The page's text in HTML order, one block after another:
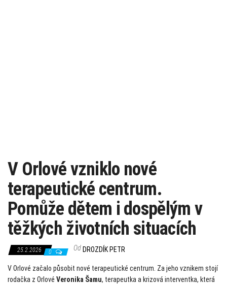
V Orlové vzniklo nové
terapeutické centrum.
Pomůže dětem i dospělým v
těžkých životních situacích
25.2.2026 0 Od DROZDÍK PETR
V Orlové začalo působit nové terapeutické centrum. Za jeho vznikem stojí
rodačka z Orlové Veronika Šamu, terapeutka a krizová interventka, která